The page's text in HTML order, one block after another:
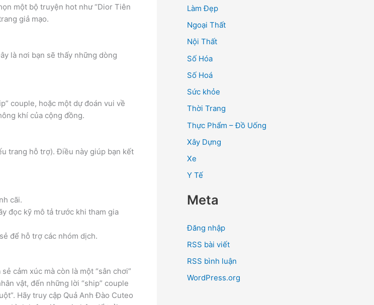
một bộ truyện hot như “Dior Tiên
giả mạo.
là nơi bạn sẽ thấy những dòng
couple, hoặc một dự đoán vui về
khí của cộng đồng.
trang hỗ trợ). Điều này giúp bạn kết
cãi.
đọc kỹ mô tả trước khi tham gia
để hỗ trợ các nhóm dịch.
cảm xúc mà còn là một “sân chơi”
vật, đến những lời “ship” couple
Hãy truy cập Quả Anh Đào Cuteo
Làm Đẹp
Ngoại Thất
Nội Thất
Số Hóa
Số Hoá
Sức khỏe
Thời Trang
Thực Phẩm – Đồ Uống
Xây Dựng
Xe
Y Tế
Meta
Đăng nhập
RSS bài viết
RSS bình luận
WordPress.org